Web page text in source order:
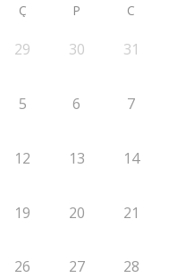
Ç P C
29 30 31
5 6 7
12 13 14
19 20 21
26 27 28